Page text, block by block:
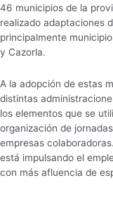
46 municipios de la
realizado adaptaciones
principalmente
y Cazorla.
A la adopción de estas
distintas
los elementos que se
organización de
empresas
está impulsando el
con más afluencia de